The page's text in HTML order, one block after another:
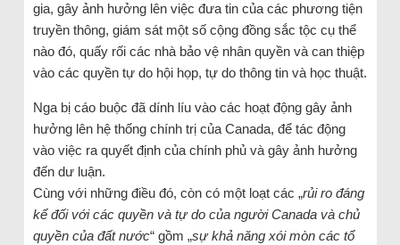
gia, gây ảnh hưởng lên việc đưa tin của các phương tiện
truyền thông, giám sát một số cộng đồng sắc tộc cụ thể
nào đó, quấy rối các nhà bảo vệ nhân quyền và can thiệp
vào các quyền tự do hội họp, tự do thông tin và học thuật.
Nga bị cáo buộc đã dính líu vào các hoạt động gây ảnh
hưởng lên hệ thống chính trị của Canada, để tác động
vào việc ra quyết định của chính phủ và gây ảnh hưởng
đến dư luận.
Cùng với những điều đó, còn có một loạt các „rủi ro đáng
kể đối với các quyền và tự do của người Canada và chủ
quyền của đất nước“ gồm „sự khả năng xói mòn các tổ